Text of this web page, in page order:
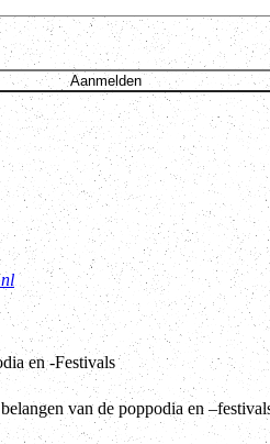
Aanmelden
en -Festivals
van de poppodia en